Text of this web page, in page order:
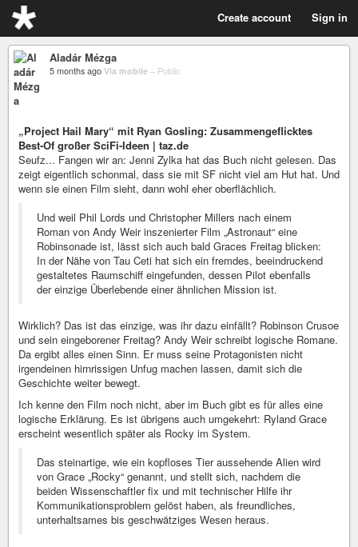
Create account Sign in
Aladár Mézga
5 months ago Via mobile – Public
„Project Hail Mary“ mit Ryan Gosling: Zusammengeflicktes
Best-Of großer SciFi-Ideen | taz.de
Seufz... Fangen wir an: Jenni Zylka hat das Buch nicht gelesen. Das
zeigt eigentlich schonmal, dass sie mit SF nicht viel am Hut hat. Und
wenn sie einen Film sieht, dann wohl eher oberflächlich.
Und weil Phil Lords und Christopher Millers nach einem
Roman von Andy Weir inszenierter Film „Astronaut“ eine
Robinsonade ist, lässt sich auch bald Graces Freitag blicken:
In der Nähe von Tau Ceti hat sich ein fremdes, beeindruckend
gestaltetes Raumschiff eingefunden, dessen Pilot ebenfalls
der einzige Überlebende einer ähnlichen Mission ist.
Wirklich? Das ist das einzige, was ihr dazu einfällt? Robinson Crusoe
und sein eingeborener Freitag? Andy Weir schreibt logische Romane.
Da ergibt alles einen Sinn. Er muss seine Protagonisten nicht
irgendeinen hirnrissigen Unfug machen lassen, damit sich die
Geschichte weiter bewegt.
Ich kenne den Film noch nicht, aber im Buch gibt es für alles eine
logische Erklärung. Es ist übrigens auch umgekehrt: Ryland Grace
erscheint wesentlich später als Rocky im System.
Das steinartige, wie ein kopfloses Tier aussehende Alien wird
von Grace „Rocky“ genannt, und stellt sich, nachdem die
beiden Wissenschaftler fix und mit technischer Hilfe ihr
Kommunikationsproblem gelöst haben, als freundliches,
unterhaltsames bis geschwätziges Wesen heraus.